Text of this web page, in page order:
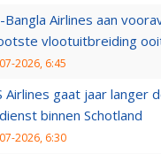
Bangla Airlines aan
vlootuitbreiding
2026, 6:45
Airlines gaat jaar langer
binnen Schotland
2026, 6:30